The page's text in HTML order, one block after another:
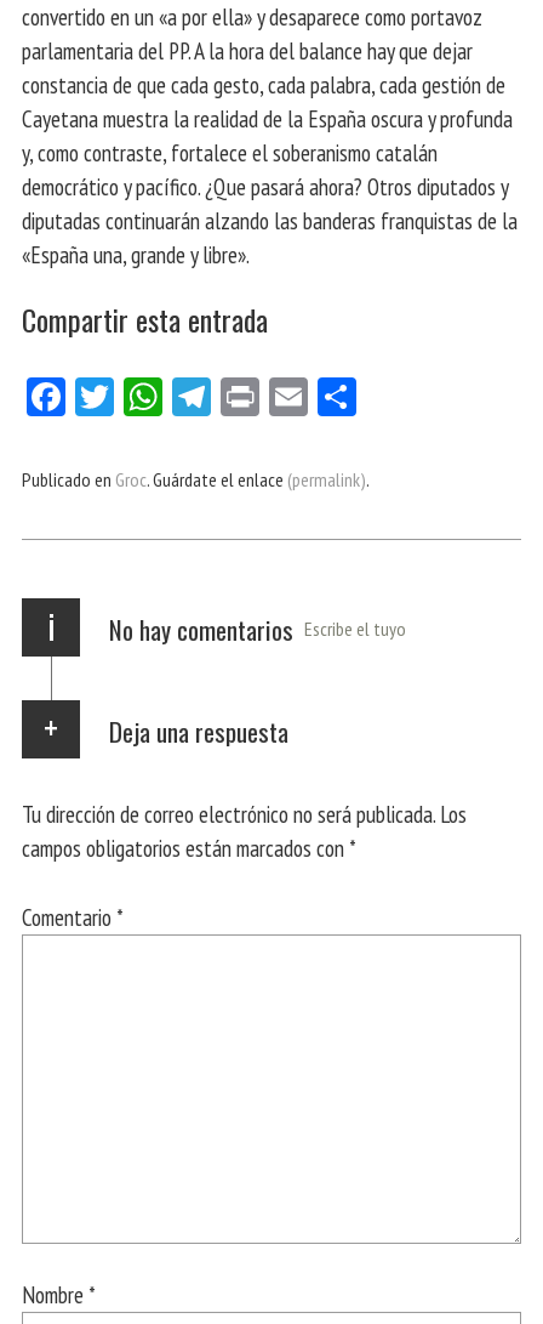
convertido en un «a por ella» y desaparece como portavoz
parlamentaria del PP. A la hora del balance hay que dejar
constancia de que cada gesto, cada palabra, cada gestión de
Cayetana muestra la realidad de la España oscura y profunda
y, como contraste, fortalece el soberanismo catalán
democrático y pacífico. ¿Que pasará ahora? Otros diputados y
diputadas continuarán alzando las banderas franquistas de la
«España una, grande y libre».
Compartir esta entrada
Fa
bo
Tw
er
W
ts
p
Te
gr
m
Pri E
ail pa
r
Publicado en Groc. Guárdate el enlace (permalink).
i No hay comentarios Escribe el tuyo
Deja una respuesta
Tu dirección de correo electrónico no será publicada. Los
campos obligatorios están marcados con *
Comentario *
Nombre *